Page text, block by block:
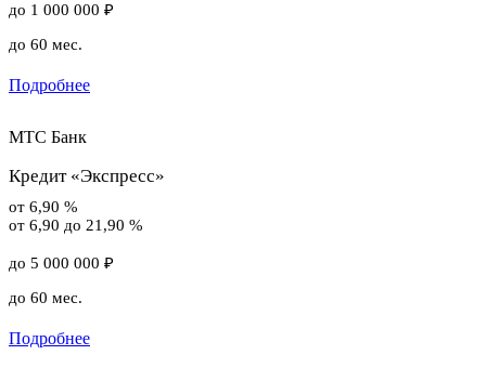
до 1 000 000 ₽
до 60 мес.
Подробнее
МТС Банк
Кредит «Экспресс»
от 6,90 %
от 6,90 до 21,90 %
до 5 000 000 ₽
до 60 мес.
Подробнее